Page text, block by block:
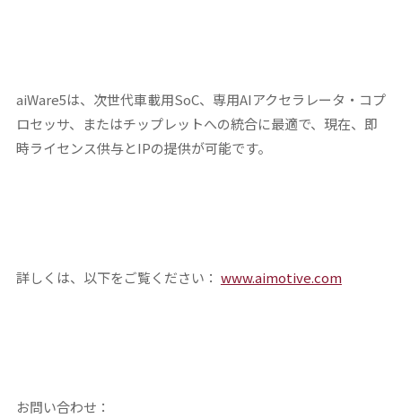
aiWare5は、次世代車載用SoC、専用AIアクセラレータ・コプ
ロセッサ、またはチップレットへの統合に最適で、現在、即
時ライセンス供与とIPの提供が可能です。
詳しくは、以下をご覧ください： www.aimotive.com
お問い合わせ：